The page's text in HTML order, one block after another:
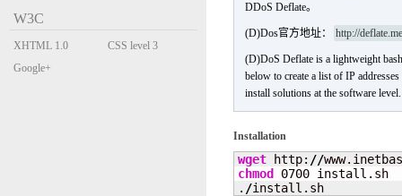
DDoS Deflate。
(D)Dos官方地址： http://
(D)DoS Deflate is a lightweight
below to create a list of IP
install solutions at the software level.
Installation
wget http: //
chmod
0700 install.sh
. /install.sh
W3C
XHTML 1.0
Transitional
CSS level 3
Google+